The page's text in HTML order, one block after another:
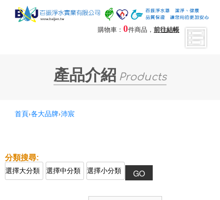
購物車： 0件商品， 前往結帳
產品介紹 Products
首頁›各大品牌›沛宸